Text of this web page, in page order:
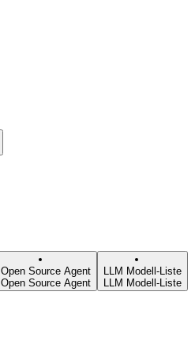
Open Source Agent
Open Source Agent
LLM Modell-Liste
LLM Modell-Liste